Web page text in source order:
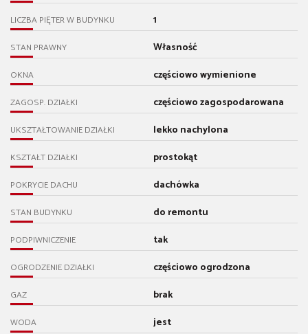
LICZBA PIĘTER W BUDYNKU 1
STAN PRAWNY Własność
OKNA częściowo wymienione
ZAGOSP. DZIAŁKI częściowo zagospodarowana
UKSZTAŁTOWANIE DZIAŁKI lekko nachylona
KSZTAŁT DZIAŁKI prostokąt
POKRYCIE DACHU dachówka
STAN BUDYNKU do remontu
PODPIWNICZENIE tak
OGRODZENIE DZIAŁKI częściowo ogrodzona
GAZ brak
WODA jest